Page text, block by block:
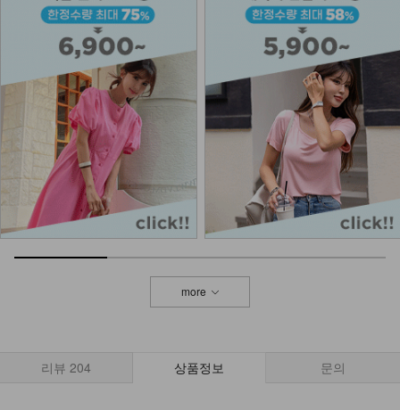
KOA-T-25/삼각 끈나시
11,900 4,900
NKA-T-1/베이직 어깨끈 나시
8,900
6,900
NK32-T-94/베이직기본Y나시
8,900 6,900 22%
more
리뷰 204 상품정보 문의